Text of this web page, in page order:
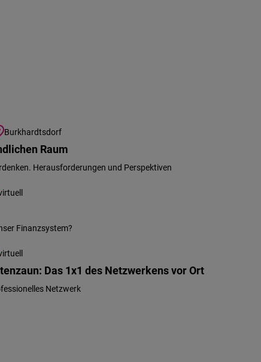
Burkhardtsdorf
Raum
Herausforderungen und Perspektiven
Finanzsystem?
Das 1x1 des Netzwerkens vor Ort
Netzwerk